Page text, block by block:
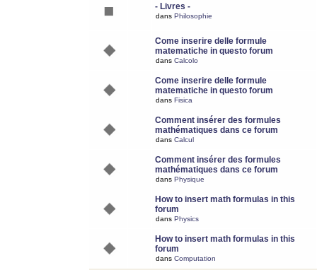
- Livres -
dans Philosophie
Come inserire delle formule
matematiche in questo forum
dans Calcolo
Come inserire delle formule
matematiche in questo forum
dans Fisica
Comment insérer des formules
mathématiques dans ce forum
dans Calcul
Comment insérer des formules
mathématiques dans ce forum
dans Physique
How to insert math formulas in this
forum
dans Physics
How to insert math formulas in this
forum
dans Computation